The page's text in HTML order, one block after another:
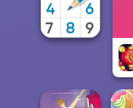
Tom Clancy's
Sudoku Royal